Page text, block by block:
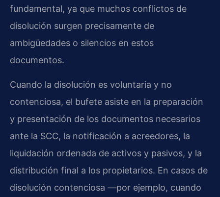
fundamental, ya que muchos conflictos de
disolución surgen precisamente de
ambigüedades o silencios en estos
documentos.
Cuando la disolución es voluntaria y no
contenciosa, el bufete asiste en la preparación
y presentación de los documentos necesarios
ante la SCC, la notificación a acreedores, la
liquidación ordenada de activos y pasivos, y la
distribución final a los propietarios. En casos de
disolución contenciosa —por ejemplo, cuando